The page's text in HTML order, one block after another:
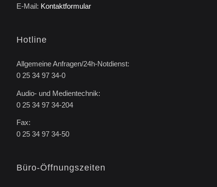
E-Mail: Kontaktformular
Hotline
Allgemeine Anfragen/24h-Notdienst:
0 25 34 97 34-0
Audio- und Medientechnik:
0 25 34 97 34-204
Fax:
0 25 34 97 34-50
Büro-Öffnungszeiten